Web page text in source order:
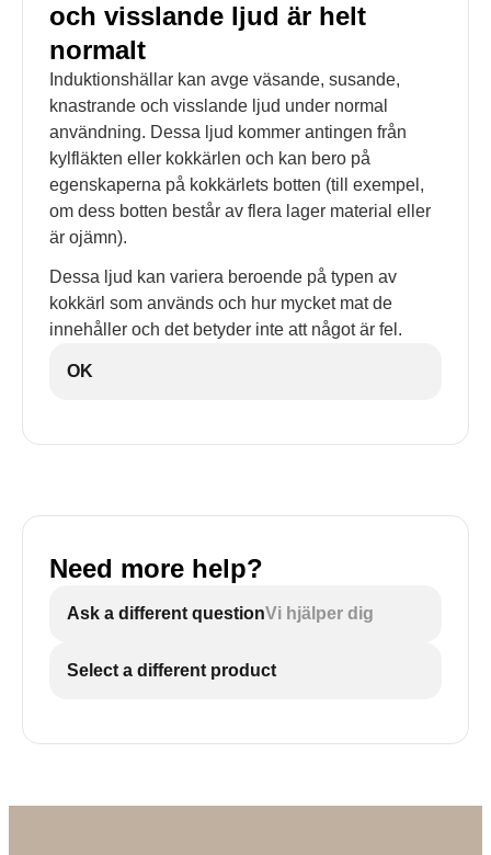
och visslande ljud är helt
normalt
Induktionshällar kan avge väsande, susande,
knastrande och visslande ljud under normal
användning. Dessa ljud kommer antingen från
kylfläkten eller kokkärlen och kan bero på
egenskaperna på kokkärlets botten (till exempel,
om dess botten består av flera lager material eller
är ojämn).
Dessa ljud kan variera beroende på typen av
kokkärl som används och hur mycket mat de
innehåller och det betyder inte att något är fel.
OK
Need more help?
Ask a different questionVi hjälper dig
Select a different product